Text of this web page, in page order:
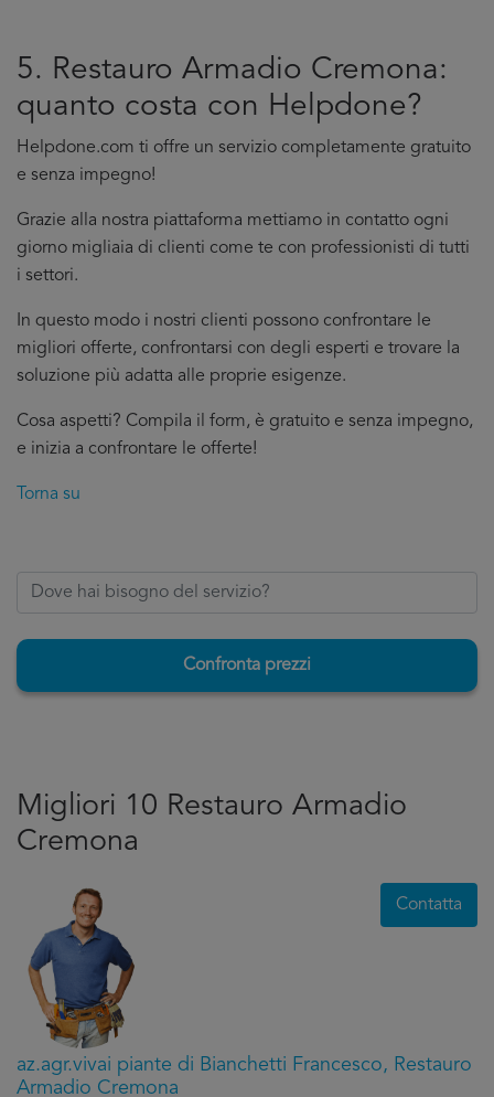
5. Restauro Armadio Cremona:
quanto costa con Helpdone?
Helpdone.com ti offre un servizio completamente gratuito
e senza impegno!
Grazie alla nostra piattaforma mettiamo in contatto ogni
giorno migliaia di clienti come te con professionisti di tutti
i settori.
In questo modo i nostri clienti possono confrontare le
migliori offerte, confrontarsi con degli esperti e trovare la
soluzione più adatta alle proprie esigenze.
Cosa aspetti? Compila il form, è gratuito e senza impegno,
e inizia a confrontare le offerte!
Torna su
Confronta prezzi
Migliori 10 Restauro Armadio
Cremona
az.agr.vivai piante di Bianchetti Francesco, Restauro
Armadio Cremona
Contatta